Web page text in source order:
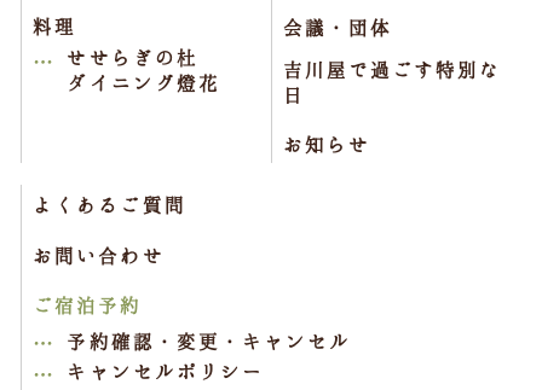
料理
せせらぎの杜
ダイニング燈花
会議・団体
吉川屋で過ごす特別な
日
お知らせ
よくあるご質問
お問い合わせ
ご宿泊予約
予約確認・変更・キャンセル
キャンセルポリシー